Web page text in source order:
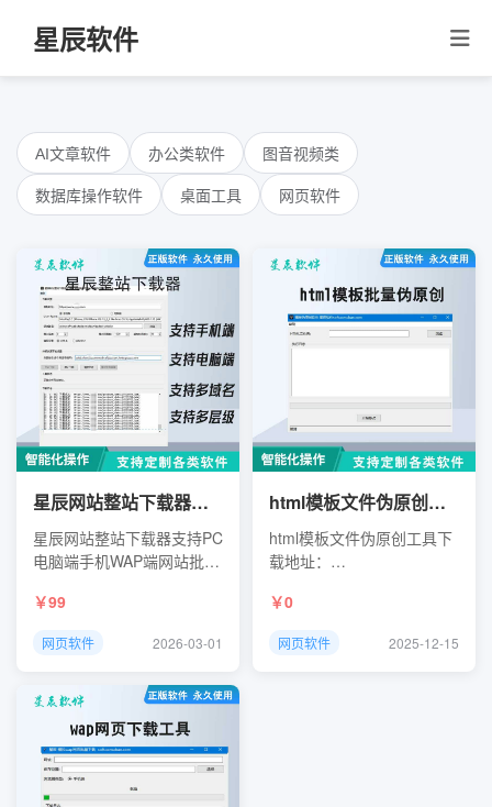
星辰软件
AI文章软件 办公类软件 图音视频类
数据库操作软件 桌面工具 网页软件
星辰网站整站下载器支持PC电脑端手机WAP端网站批量下载
星辰网站整站下载器支持PC
电脑端手机WAP端网站批量
99
网页软件 2026-03-01
html模板文件伪原创工具 解决模板结构相似度高的问题
html模板文件伪原创工具下
载地址：
0
网页软件 2025-12-15